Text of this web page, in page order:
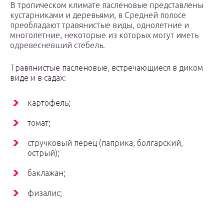
В тропическом климате пасленовые представлены
кустарниками и деревьями, в Средней полосе
преобладают травянистые виды, однолетние и
многолетние, некоторые из которых могут иметь
одревесневший стебель.
Травянистые пасленовые, встречающиеся в диком
виде и в садах:
картофель;
томат;
стручковый перец (паприка, болгарский,
острый);
баклажан;
физалис;